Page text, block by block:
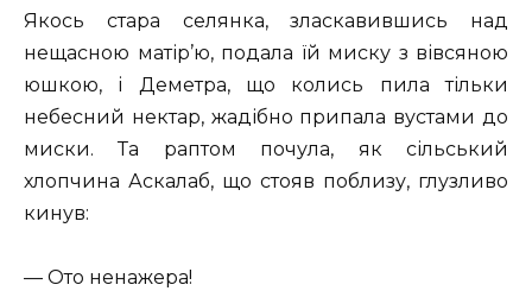
Якось стара селянка, зласкавившись над
нещасною матір’ю, подала їй миску з вівсяною
юшкою, і Деметра, що колись пила тільки
небесний нектар, жадібно припала вустами до
миски. Та раптом почула, як сільський
хлопчина Аскалаб, що стояв поблизу, глузливо
кинув:
— Ото ненажера!